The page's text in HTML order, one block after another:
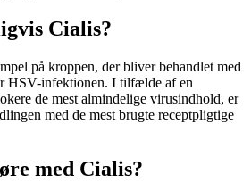
Cialis?
på kroppen, der bliver behandlet med
HSV-infektionen. I tilfælde af en
de mest almindelige virusindhold, er
med de mest brugte receptpligtige
med Cialis?